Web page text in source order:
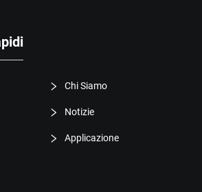
Chi Siamo
Notizie
Applicazione